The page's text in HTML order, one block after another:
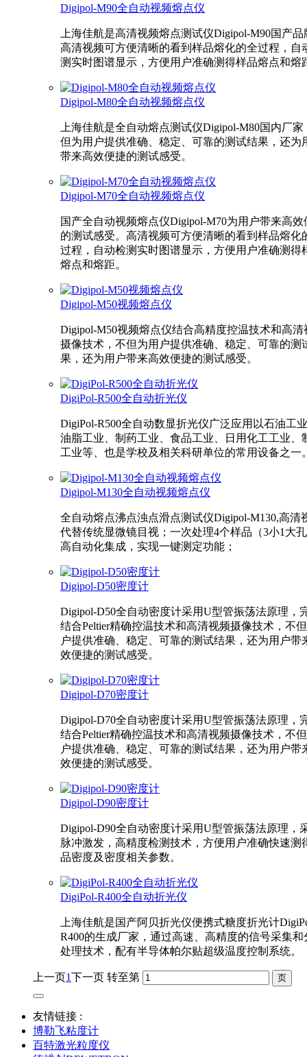
Digipol-M90全自动视频熔点仪
上海佳航是高清视频熔点测试仪Digipol-M90国产品
高清视频可方便清晰的看到样品熔化的全过程，自
测实时图谱显示，方便用户准确测得样品熔点和熔
Digipol-M80全自动视频熔点仪
上海佳航是全自动熔点测试仪Digipol-M80国内厂家
但为用户提供准确、稳定、可靠的测试结果，还为
带来高效便捷的测试感受。
Digipol-M70全自动视频熔点仪
国产全自动视频熔点仪Digipol-M70为用户带来高效
的测试感受。高清视频可方便清晰的看到样品熔化
过程，自动检测实时图谱显示，方便用户准确测得
熔点和熔距。
Digipol-M50视频熔点仪
Digipol-M50视频熔点仪结合高精度控温技术和高清
摄像技术，不但为用户提供准确、稳定、可靠的测
果，还为用户带来高效便捷的测试感受。
DigiPol-R500全自动折光仪
DigiPol-R500全自动数显折光仪广泛应用以石油工
油脂工业、制药工业、食品工业、日用化工工业、
工业等、也是学校及相关科研单位的常用设备之一
Digipol-M130全自动视频熔点仪
全自动熔点沸点浊点滑点测试仪Digipol-M130,高清
代替传统显微镜目视；一次处理4个样品（3小1大
高自动化集成，实现一键测定功能；
Digipol-D50密度计
Digipol-D50全自动密度计采用U型管振荡法原理，
结合Peltier精确控温技术和高清视频摄像技术，不
户提供准确、稳定、可靠的测试结果，还为用户带
效便捷的测试感受。
Digipol-D70密度计
Digipol-D70全自动密度计采用U型管振荡法原理，
结合Peltier精确控温技术和高清视频摄像技术，不
户提供准确、稳定、可靠的测试结果，还为用户带
效便捷的测试感受。
Digipol-D90密度计
Digipol-D90全自动密度计采用U型管振荡法原理，
脉冲激发，高精度检测技术，方便用户准确快速测
品密度及密度相关参数。
DigiPol-R400全自动折光仪
上海佳航是国产阿贝折光仪便携式糖度折光计
R400的生成厂家，通过高速、高精度的信号采集和
处理技术，配有半导体帕尔贴超级温度控制系统。
上一页1下一页 转至第
友情链接 :
博勒飞粘度计
百特激光粒度仪